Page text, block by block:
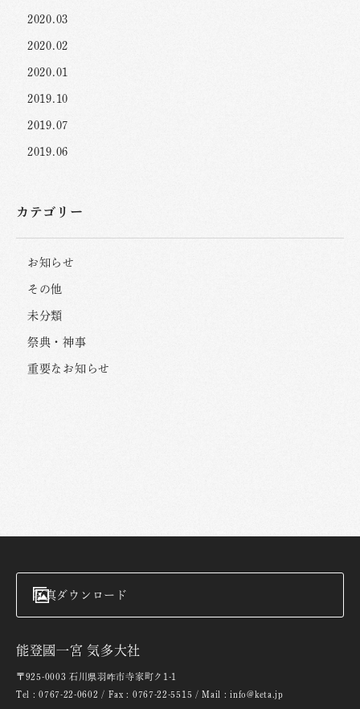
2020.03
2020.02
2020.01
2019.10
2019.07
2019.06
カテゴリー
お知らせ
その他
未分類
祭典・神事
重要なお知らせ
写真ダウンロード
能登國一宮 気多大社
〒925-0003 石川県羽咋市寺家町ク1-1
Tel : 0767-22-0602 / Fax : 0767-22-5515 / Mail : info@keta.jp